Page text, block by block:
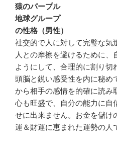
猿のパープル
地球グループ
の性格（男性）
社交的で人に対して完璧な気
人との摩擦を避けるために、
ようにして、合理的に割り切
頭脳と鋭い感受性を内に秘め
から相手の感情を的確に読み
心も旺盛で、自分の能力に自
せに出来ません。お金を儲け
運＆財運に恵まれた運勢の人